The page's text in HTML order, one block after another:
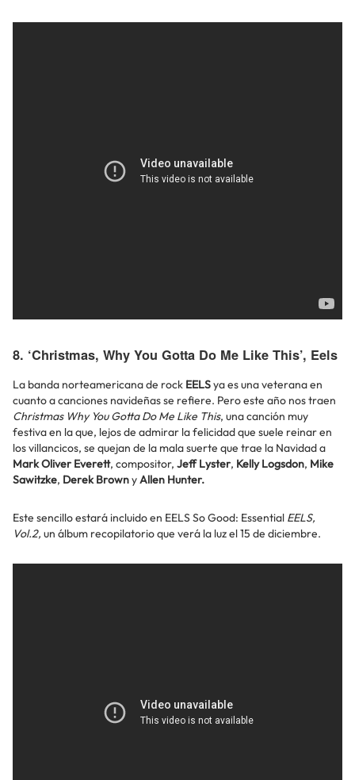
8. ‘Christmas, Why You Gotta Do Me Like This’, Eels
La banda norteamericana de rock EELSya es una veterana en
cuanto a canciones navideñas se refiere. Pero este año nos traen
Christmas Why You Gotta Do Me Like This, una canción muy
festiva en la que, lejos de admirar la felicidad que suele reinar en
los villancicos, se quejan de la mala suerte que trae la Navidad a
Mark Oliver Everett, compositor, Jeff Lyster, Kelly Logsdon, Mike
Sawitzke, Derek BrownyAllen Hunter.
Este sencillo estará incluido en EELS So Good: Essential EELS,
Vol.2, un álbum recopilatorio que verá la luz el 15 de diciembre.